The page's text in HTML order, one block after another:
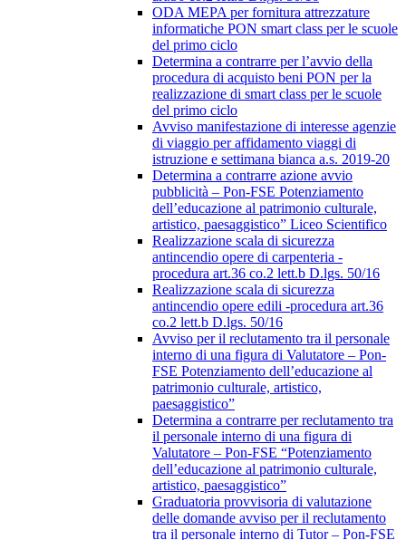
ODA MEPA per fornitura attrezzature
informatiche PON smart class per le scuole
del primo ciclo
Determina a contrarre per l’avvio della
procedura di acquisto beni PON per la
realizzazione di smart class per le scuole
del primo ciclo
Avviso manifestazione di interesse agenzie
di viaggio per affidamento viaggi di
istruzione e settimana bianca a.s. 2019-20
Determina a contrarre azione avvio
pubblicità – Pon-FSE Potenziamento
dell’educazione al patrimonio culturale,
artistico, paesaggistico” Liceo Scientifico
Realizzazione scala di sicurezza
antincendio opere di carpenteria -
procedura art.36 co.2 lett.b D.lgs. 50/16
Realizzazione scala di sicurezza
antincendio opere edili -procedura art.36
co.2 lett.b D.lgs. 50/16
Avviso per il reclutamento tra il personale
interno di una figura di Valutatore – Pon-
FSE Potenziamento dell’educazione al
patrimonio culturale, artistico,
paesaggistico”
Determina a contrarre per reclutamento tra
il personale interno di una figura di
Valutatore – Pon-FSE “Potenziamento
dell’educazione al patrimonio culturale,
artistico, paesaggistico”
Graduatoria provvisoria di valutazione
delle domande avviso per il reclutamento
tra il personale interno di Tutor – Pon-FSE